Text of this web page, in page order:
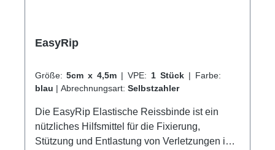
EasyRip
Größe: 5cm x 4,5m | VPE: 1 Stück | Farbe:
blau | Abrechnungsart: Selbstzahler
Die EasyRip Elastische Reissbinde ist ein
nützliches Hilfsmittel für die Fixierung,
Stützung und Entlastung von Verletzungen im